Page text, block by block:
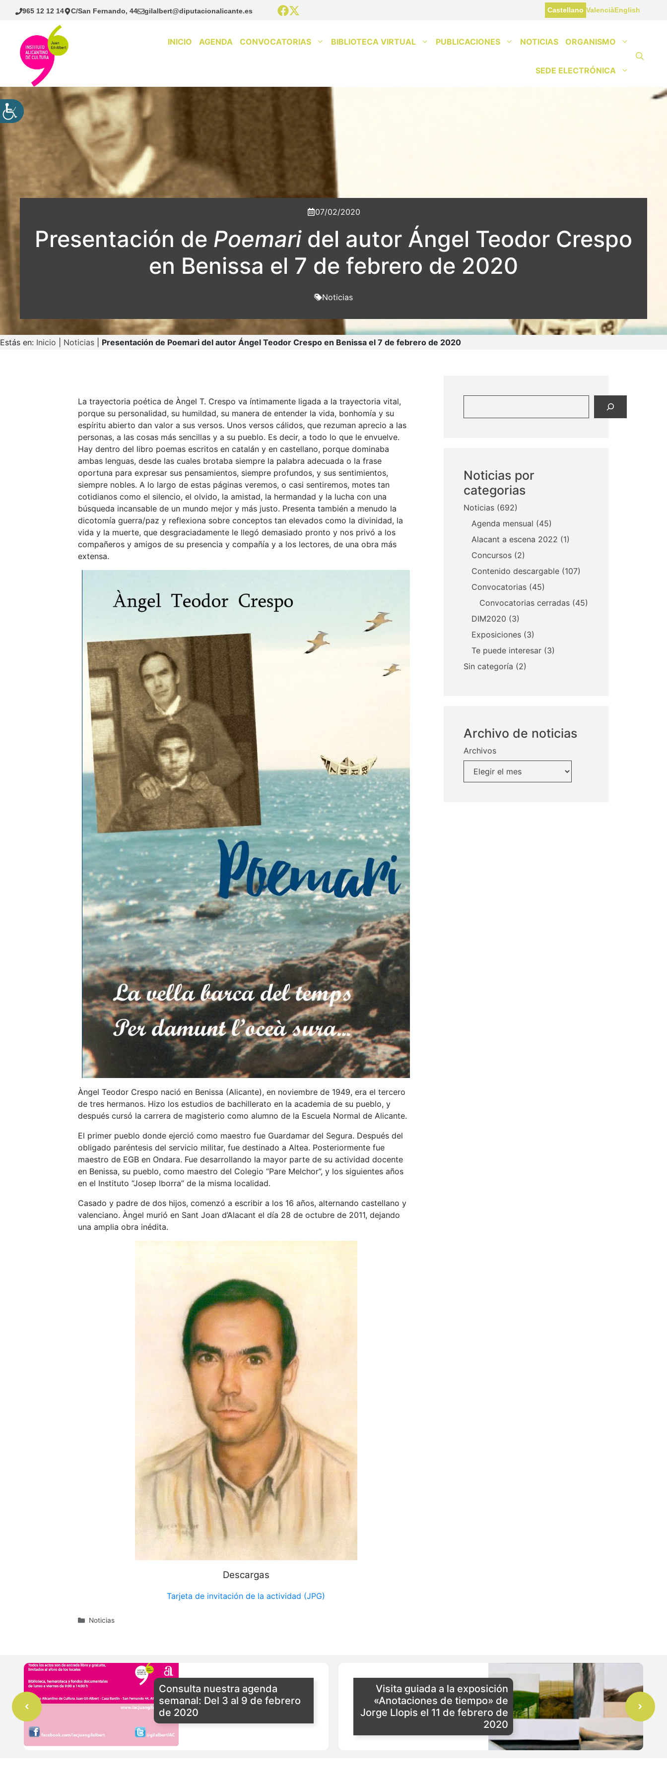
Saltar
965 12 12 14 C/San Fernando, 44 gilalbert@diputacionalicante.es Castellano ValenciàEnglish
INICIO AGENDA CONVOCATORIAS BIBLIOTECA VIRTUAL PUBLICACIONES NOTICIAS ORGANISMO
SEDE ELECTRÓNICA
07/02/2020
Presentación de Poemaridel autor Ángel Teodor Crespo
en Benissa el 7 de febrero de 2020
Noticias
Estás en: Inicio Noticias Presentación de Poemari del autor Ángel Teodor Crespo en Benissa el 7 de febrero de 2020
La trayectoria poética de Àngel T. Crespo va íntimamente ligada a la trayectoria vital,
porque su personalidad, su humildad, su manera de entender la vida, bonhomía y su
espíritu abierto dan valor a sus versos. Unos versos cálidos, que rezuman aprecio a las
personas, a las cosas más sencillas y a su pueblo. Es decir, a todo lo que le envuelve.
Hay dentro del libro poemas escritos en catalán y en castellano, porque dominaba
ambas lenguas, desde las cuales brotaba siempre la palabra adecuada o la frase
oportuna para expresar sus pensamientos, siempre profundos, y sus sentimientos,
siempre nobles. A lo largo de estas páginas veremos, o casi sentiremos, motes tan
cotidianos como el silencio, el olvido, la amistad, la hermandad y la lucha con una
búsqueda incansable de un mundo mejor y más justo. Presenta también a menudo la
dicotomía guerra/paz y reflexiona sobre conceptos tan elevados como la divinidad, la
vida y la muerte, que desgraciadamente le llegó demasiado pronto y nos privó a los
compañeros y amigos de su presencia y compañía y a los lectores, de una obra más
extensa.
Àngel Teodor Crespo nació en Benissa (Alicante), en noviembre de 1949, era el tercero
de tres hermanos. Hizo los estudios de bachillerato en la academia de su pueblo, y
después cursó la carrera de magisterio como alumno de la Escuela Normal de Alicante.
El primer pueblo donde ejerció como maestro fue Guardamar del Segura. Después del
obligado paréntesis del servicio militar, fue destinado a Altea. Posteriormente fue
maestro de EGB en Ondara. Fue desarrollando la mayor parte de su actividad docente
en Benissa, su pueblo, como maestro del Colegio “Pare Melchor”, y los siguientes años
en el Instituto “Josep Iborra” de la misma localidad.
Casado y padre de dos hijos, comenzó a escribir a los 16 años, alternando castellano y
valenciano. Àngel murió en Sant Joan d’Alacant el día 28 de octubre de 2011, dejando
una amplia obra inédita.
Descargas
Tarjeta de invitación de la actividad (JPG)
Categorías
Noticias
Noticias por
categorias
Noticias (692)
Agenda mensual (45)
Alacant a escena 2022 (1)
Concursos (2)
Contenido descargable (107)
Convocatorias (45)
Convocatorias cerradas (45)
DIM2020 (3)
Exposiciones (3)
Te puede interesar (3)
Sin categoría (2)
Archivo de noticias
Archivos
Consulta nuestra agenda
semanal: Del 3 al 9 de febrero
de 2020
Visita guiada a la exposición
«Anotaciones de tiempo» de
Jorge Llopis el 11 de febrero de
2020